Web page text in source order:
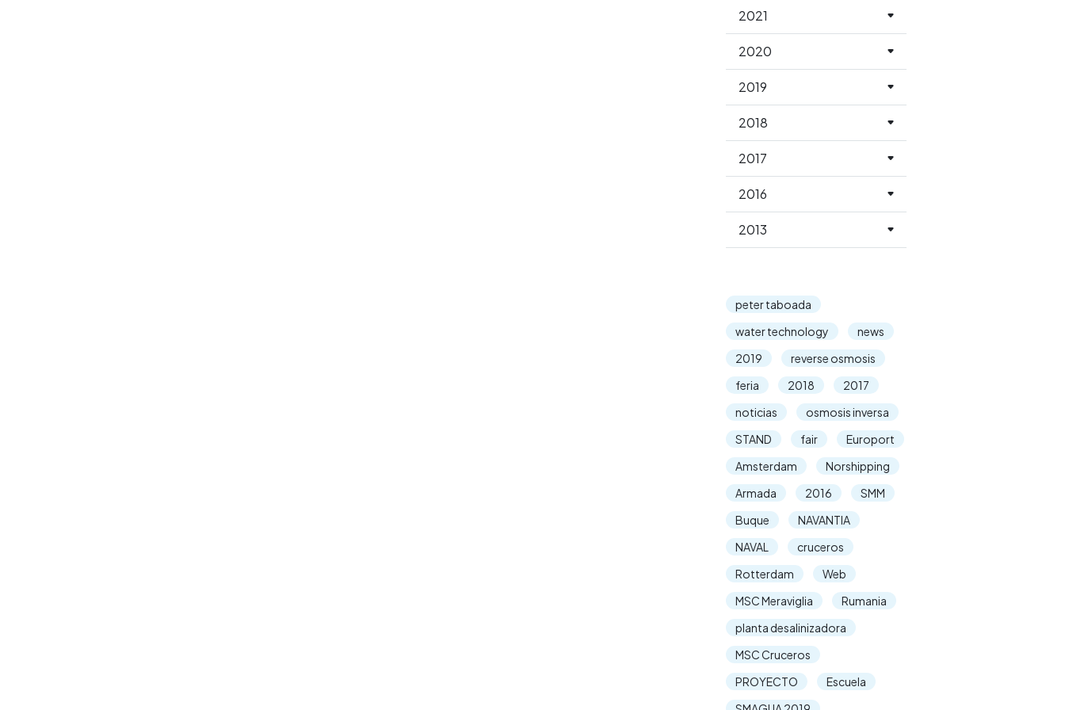
2021
2020
2019
2018
2017
2016
2013
peter taboada
water technology
news
2019
reverse osmosis
feria
2018
2017
noticias
osmosis inversa
STAND
fair
Europort
Amsterdam
Norshipping
Armada
2016
SMM
Buque
NAVANTIA
NAVAL
cruceros
Rotterdam
Web
MSC Meraviglia
Rumania
planta desalinizadora
MSC Cruceros
PROYECTO
Escuela